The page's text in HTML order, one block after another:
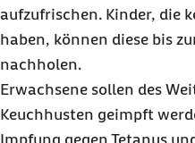
aufzufrischen. Kinder, die
haben, können diese bis
nachholen.
Erwachsene sollen des
Keuchhusten geimpft